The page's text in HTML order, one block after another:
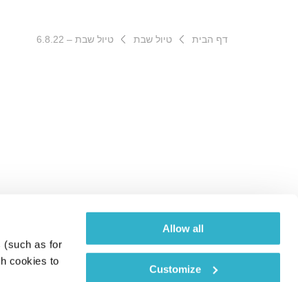
(such as for
cookies to
Allow all
Customize
דף הבית טיול שבת טיול שבת – 6.8.22